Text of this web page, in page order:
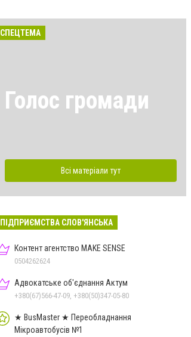
СПЕЦТЕМА
Голос громади
Всі матеріали тут
ПІДПРИЄМСТВА СЛОВ'ЯНСЬКА
Контент агентство MAKE SENSE
0504262624
Адвокатське об'єднання Актум
+380(67)566-47-09, +380(50)347-05-80
★ BusMaster ★ Переобладнання
Мікроавтобусів №1